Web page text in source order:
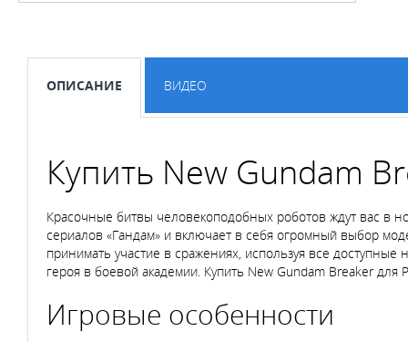
ОПИСАНИЕ ВИДЕО
Купить New Gundam
Красочные битвы человекоподобных роботов ждут вас в
сериалов «Гандам» и включает в себя огромный выбор
принимать участие в сражениях, используя все
героя в боевой академии. Купить New Gundam Breaker
Игровые особенности